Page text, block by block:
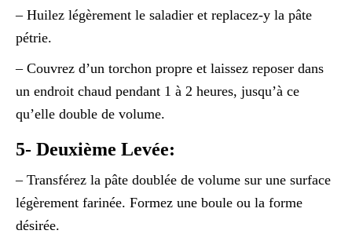
– Huilez légèrement le saladier et replacez-y la pâte
pétrie.
– Couvrez d’un torchon propre et laissez reposer dans
un endroit chaud pendant 1 à 2 heures, jusqu’à ce
qu’elle double de volume.
5- Deuxième Levée:
– Transférez la pâte doublée de volume sur une surface
légèrement farinée. Formez une boule ou la forme
désirée.